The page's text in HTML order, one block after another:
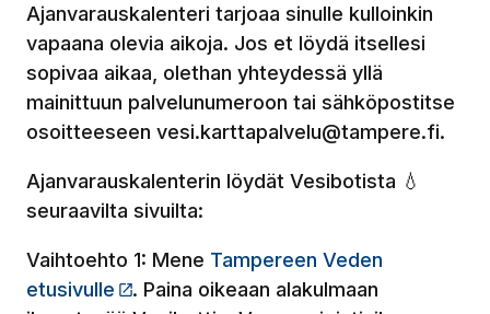
Ajanvarauskalenteri tarjoaa sinulle kulloinkin
vapaana olevia aikoja. Jos et löydä itsellesi
sopivaa aikaa, olethan yhteydessä yllä
mainittuun palvelunumeroon tai sähköpostitse
osoitteeseen vesi.karttapalvelu@tampere.fi.
Ajanvarauskalenterin löydät Vesibotista 💧
seuraavilta sivuilta:
Vaihtoehto 1: Mene Tampereen Veden
etusivulle
(Linkki vie ulkopuoliselle sivustolle)
. Paina oikeaan alakulmaan